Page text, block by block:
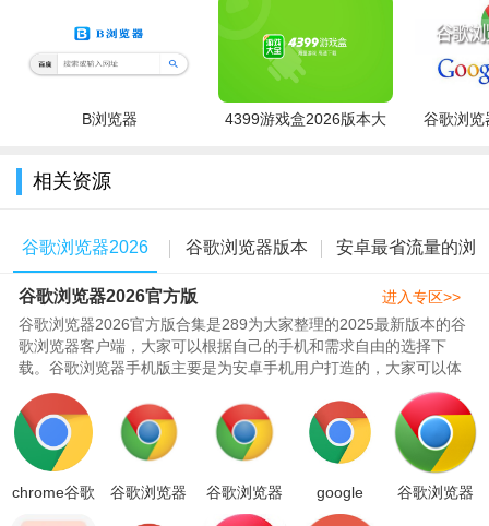
B浏览器
4399游戏盒2026版本大
谷歌浏览
相关资源
谷歌浏览器2026
官方版
谷歌浏览器版本 安卓最省流量的浏
览器
谷歌浏览器2026官方版
谷歌浏览器2026官方版合集是289为大家整理的2025最新版本的谷
歌浏览器客户端，大家可以根据自己的手机和需求自由的选择下
载。谷歌浏览器手机版主要是为安卓手机用户打造的，大家可以体
验最安全的上网冲浪，同时谷歌浏..
进入专区>>
chrome谷歌
谷歌浏览器
谷歌浏览器
2026年安卓
google
chrome apk
谷歌浏览器